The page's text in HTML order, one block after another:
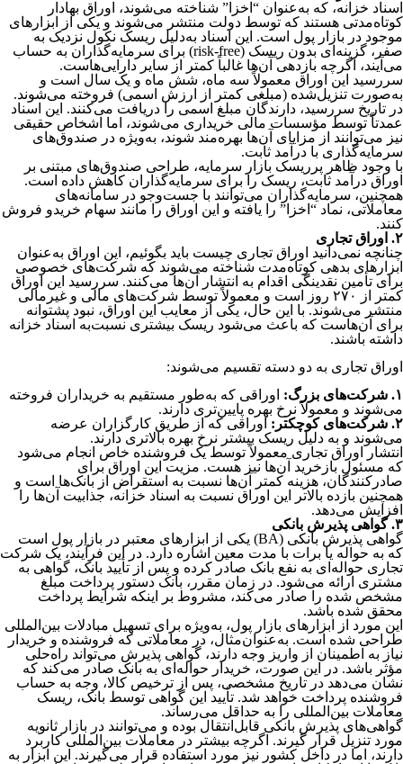
اسناد خزانه، که به‌عنوان “اخزا” شناخته می‌شوند، اوراق بهادار
کوتاه‌مدتی هستند که توسط دولت منتشر می‌شوند و یکی از ابزارهای
موجود در بازار پول است. این اسناد به‌دلیل ریسک نکول نزدیک به
صفر، گزینه‌ای بدون ریسک (risk-free) برای سرمایه‌گذاران به حساب
می‌آیند، اگرچه بازدهی آن‌ها غالباً کمتر از سایر دارایی‌هاست.
سررسید این اوراق معمولاً سه ماه، شش ماه و یک سال است و
به‌صورت تنزیل‌شده (مبلغی کمتر از ارزش اسمی) فروخته می‌شوند.
در تاریخ سررسید، دارندگان مبلغ اسمی را دریافت می‌کنند. این اسناد
عمدتاً توسط مؤسسات مالی خریداری می‌شوند، اما اشخاص حقیقی
نیز می‌توانند از مزایای آن‌ها بهره‌مند شوند، به‌ویژه در صندوق‌های
سرمایه‌گذاری با درآمد ثابت.
با وجود ظاهر پرریسک بازار سرمایه، طراحی صندوق‌های مبتنی بر
اوراق درآمد ثابت، ریسک را برای سرمایه‌گذاران کاهش داده است.
همچنین، سرمایه‌گذاران می‌توانند با جست‌وجو در سامانه‌های
معاملاتی، نماد “اخزا” را یافته و این اوراق را مانند سهام خرید‌و ‌فروش
کنند.
۲. اوراق تجاری
چنانچه نمی‌دانید اوراق تجاری چیست باید بگوئیم، این اوراق به‌عنوان
ابزارهای بدهی کوتاه‌مدت شناخته می‌شوند که شرکت‌های خصوصی
برای تأمین نقدینگی اقدام به انتشار آن‌ها می‌کنند. سررسید این اوراق
کمتر از ۲۷۰ روز است و معمولاً توسط شرکت‌های مالی و غیرمالی
منتشر می‌شوند. با این حال، یکی از معایب این اوراق، نبود پشتوانه
برای آن‌هاست که باعث می‌شود ریسک بیشتری نسبت‌به اسناد خزانه
داشته باشند.
اوراق تجاری به دو دسته تقسیم می‌شوند:
۱. شرکت‌های بزرگ:
اوراقی که به‌طور مستقیم به خریداران فروخته
می‌شوند و معمولاً نرخ بهره پایین‌تری دارند.
۲. شرکت‌های کوچکتر:
اوراقی که از طریق کارگزاران عرضه
می‌شوند و به دلیل ریسک بیشتر نرخ بهره بالاتری دارند.
انتشار اوراق تجاری معمولاً توسط یک فروشنده خاص انجام می‌شود
که مسئول بازخرید آن‌ها نیز هست. مزیت این اوراق برای
صادرکنندگان، هزینه کمتر آن‌ها نسبت به استقراض از بانک‌ها است و
همچنین بازده بالاتر این اوراق نسبت به اسناد خزانه، جذابیت آن‌ها را
افزایش می‌دهد.
۳. گواهی پذیرش بانکی
گواهی پذیرش بانکی (BA) یکی از ابزارهای معتبر در بازار پول است
که به حواله یا برات با مدت معین اشاره دارد. در این فرآیند، یک شرکت
تجاری حواله‌ای به نفع بانک صادر کرده و پس از تأیید بانک، گواهی به
مشتری ارائه می‌شود. در زمان مقرر، بانک دستور پرداخت مبلغ
مشخص شده را صادر می‌کند، مشروط بر اینکه شرایط پرداخت
محقق شده باشد.
این مورد از ابزارهای بازار پول، به‌ویژه برای تسهیل مبادلات بین‌المللی
طراحی شده است. به‌عنوان‌مثال، در معاملاتی که فروشنده و خریدار
نیاز به اطمینان از واریز وجه دارند، گواهی پذیرش می‌تواند راه‌حلی
مؤثر باشد. در این صورت، خریدار حواله‌ای به بانک صادر می‌کند که
نشان می‌دهد در تاریخ مشخصی، پس از ترخیص کالا، وجه به حساب
فروشنده پرداخت خواهد شد. تأیید این گواهی توسط بانک، ریسک
معاملات بین‌المللی را به حداقل می‌رساند.
گواهی‌های پذیرش بانکی قابل‌انتقال بوده و می‌توانند در بازار ثانویه
مورد تنزیل قرار گیرند. اگرچه بیشتر در معاملات بین‌المللی کاربرد
دارند، اما در داخل کشور نیز مورد استفاده قرار می‌گیرند. این ابزار به